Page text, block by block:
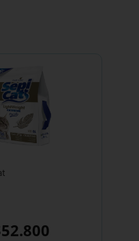
52.800